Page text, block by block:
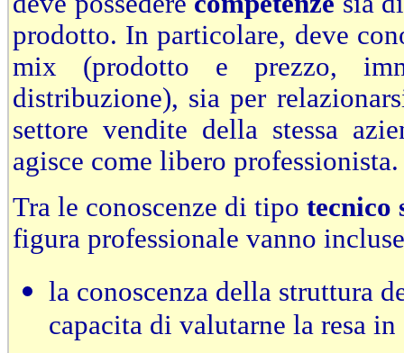
prodotto. In particolare, deve
mix (prodotto e prezzo,
distribuzione), sia per
settore vendite della stessa
agisce come libero professionista.
Tra le conoscenze di tipo tecnico
figura professionale vanno
la conoscenza della struttura
capacitа di valutarne la resa